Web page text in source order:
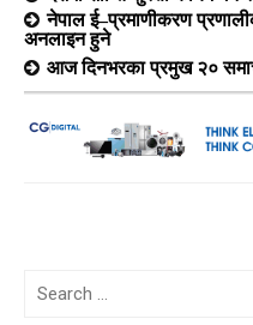
नेपाल ई–प्रमाणीकरण
अनलाइन हुने
आज दिनभरका प्रमुख २०
Search